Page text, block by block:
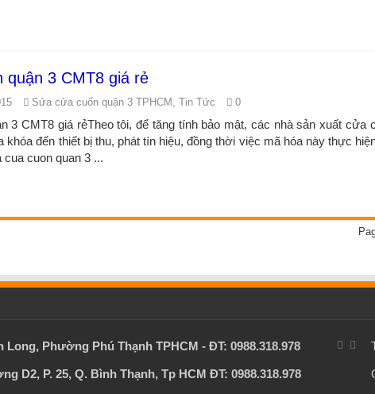
quận 3 CMT8 giá rẻ
Sửa cửa cuốn quận 3 TPHCM , Tin Tức 0
3 CMT8 giá rẻTheo tôi, để tăng tính bảo mật, các nhà sản xuất cửa
khóa đến thiết bị thu, phát tín hiệu, đồng thời việc mã hóa này thực
cua cuon quan 3 ...
Long, Phường Phú Thạnh TPHCM - ĐT: 0988.318.978
D2, P. 25, Q. Bình Thạnh, Tp HCM ĐT: 0988.318.978